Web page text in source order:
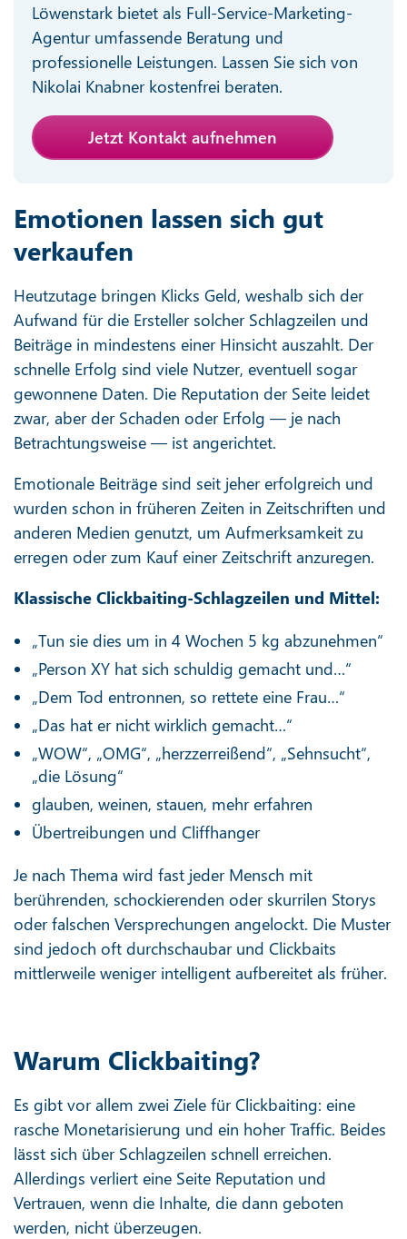
Löwenstark bietet als Full-Service-Marketing-
Agentur umfassende Beratung und
professionelle Leistungen. Lassen Sie sich von
Nikolai Knabner kostenfrei beraten.
Jetzt Kontakt aufnehmen
Emotionen lassen sich gut
verkaufen
Heutzutage bringen Klicks Geld, weshalb sich der
Aufwand für die Ersteller solcher Schlagzeilen und
Beiträge in mindestens einer Hinsicht auszahlt. Der
schnelle Erfolg sind viele Nutzer, eventuell sogar
gewonnene Daten. Die Reputation der Seite leidet
zwar, aber der Schaden oder Erfolg — je nach
Betrachtungsweise — ist angerichtet.
Emotionale Beiträge sind seit jeher erfolgreich und
wurden schon in früheren Zeiten in Zeitschriften und
anderen Medien genutzt, um Aufmerksamkeit zu
erregen oder zum Kauf einer Zeitschrift anzuregen.
Klassische Clickbaiting-Schlagzeilen und Mittel:
„Tun sie dies um in 4 Wochen 5 kg abzunehmen“
„Person XY hat sich schuldig gemacht und…“
„Dem Tod entronnen, so rettete eine Frau…“
„Das hat er nicht wirklich gemacht…“
„WOW“, „OMG“, „herzzerreißend“, „Sehnsucht“,
„die Lösung“
glauben, weinen, stauen, mehr erfahren
Übertreibungen und Cliffhanger
Je nach Thema wird fast jeder Mensch mit
berührenden, schockierenden oder skurrilen Storys
oder falschen Versprechungen angelockt. Die Muster
sind jedoch oft durchschaubar und Clickbaits
mittlerweile weniger intelligent aufbereitet als früher.
Warum Clickbaiting?
Es gibt vor allem zwei Ziele für Clickbaiting: eine
rasche Monetarisierung und ein hoher Traffic. Beides
lässt sich über Schlagzeilen schnell erreichen.
Allerdings verliert eine Seite Reputation und
Vertrauen, wenn die Inhalte, die dann geboten
werden, nicht überzeugen.